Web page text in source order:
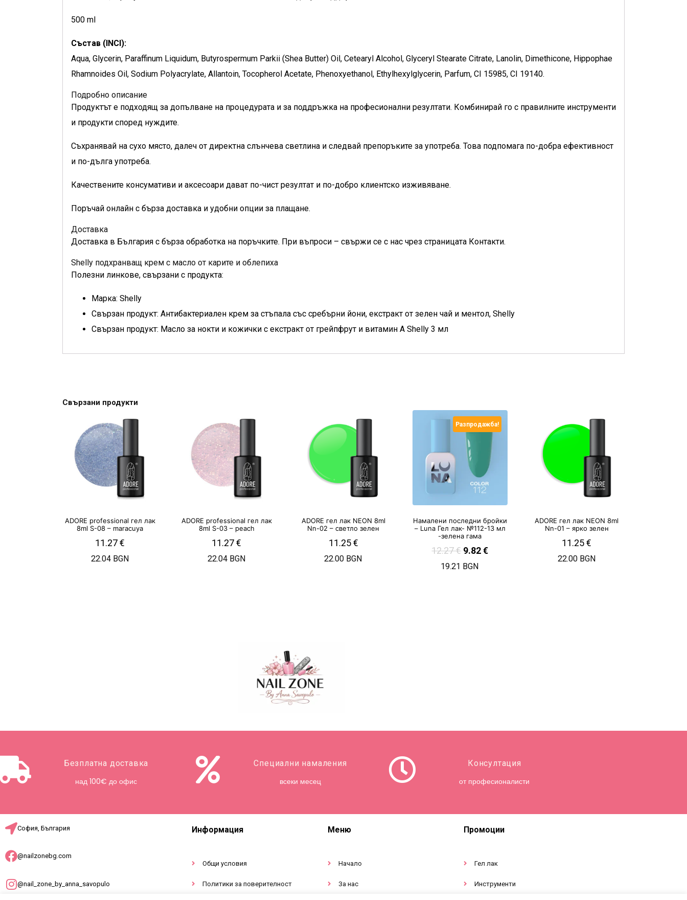
500 ml
Състав (INCI):
Aqua, Glycerin, Paraffinum Liquidum, Butyrospermum Parkii (Shea Butter) Oil, Cetearyl Alcohol, Glyceryl Stearate Citrate, Lanolin, Dimethicone, Hippophae
Rhamnoides Oil, Sodium Polyacrylate, Allantoin, Tocopherol Acetate, Phenoxyethanol, Ethylhexylglycerin, Parfum, CI 15985, CI 19140.
Подробно описание
Продуктът е подходящ за допълване на процедурата и за поддръжка на професионални резултати. Комбинирай го с правилните инструменти
и продукти според нуждите.
Съхранявай на сухо място, далеч от директна слънчева светлина и следвай препоръките за употреба. Това подпомага по-добра ефективност
и по-дълга употреба.
Качествените консумативи и аксесоари дават по-чист резултат и по-добро клиентско изживяване.
Поръчай онлайн с бърза доставка и удобни опции за плащане.
Доставка
Доставка в България с бърза обработка на поръчките. При въпроси – свържи се с нас чрез страницата Контакти.
Shelly подхранващ крем с масло от карите и облепиха
Полезни линкове, свързани с продукта:
Марка: Shelly
Свързан продукт: Антибактериален крем за стъпала със сребърни йони, екстракт от зелен чай и ментол, Shelly
Свързан продукт: Масло за нокти и кожички с екстракт от грейпфрут и витамин А Shelly 3 мл
Свързани продукти
ADORE professional гел лак
8ml S-08 – maracuya
11.27€
22.04 BGN
ADORE professional гел лак
8ml S-03 – peach
11.27€
22.04 BGN
ADORE гел лак NEON 8ml
Nn-02 – светло зелен
11.25€
22.00 BGN
Разпродажба!
Намалени последни бройки
– Luna Гел лак- №112-13 мл
-зелена гама
12.27€ 9.82€
19.21 BGN
ADORE гел лак NEON 8ml
Nn-01 – ярко зелен
11.25€
22.00 BGN
Безплатна доставка
над 100€ до офис
Специални намаления
всеки месец
Консултация
от професионалисти
София, България
@nailzonebg.com
@nail_zone_by_anna_savopulo
Информация
Общи условия
Политики за поверителност
Меню
Начало
За нас
Промоции
Гел лак
Инструменти